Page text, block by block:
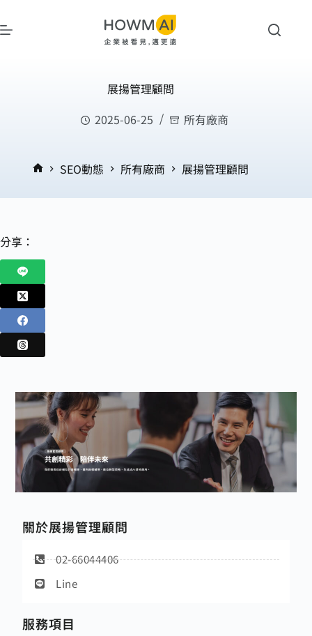
展揚管理顧問
2025-06-25
所有廠商
SEO動態 所有廠商 展揚管理顧問
分享：
關於展揚管理顧問
02-66044406
Line
服務項目